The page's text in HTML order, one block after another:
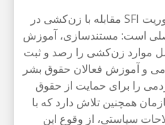
مأموریت SFI مقابله با زن‌کشی در
است: مستندسازی، آموزش
موارد زن‌کشی را رصد و ثبت
و آموزش فعالان حقوق بشر
را برای حمایت از حقوق
همچنین تلاش دارد که با
سیاستی، از وقوع این